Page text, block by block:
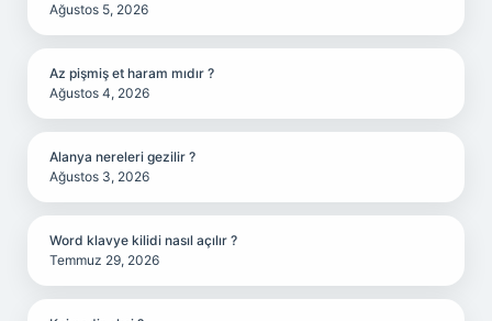
Ağustos 5, 2026
Az pişmiş et haram mıdır ?
Ağustos 4, 2026
Alanya nereleri gezilir ?
Ağustos 3, 2026
Word klavye kilidi nasıl açılır ?
Temmuz 29, 2026